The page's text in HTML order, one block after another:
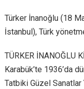
Türker İnanoğlu (18
İstanbul), Türk
TÜRKER İNANOĞLU
Karabük’te 1936’da
Tatbiki Güzel